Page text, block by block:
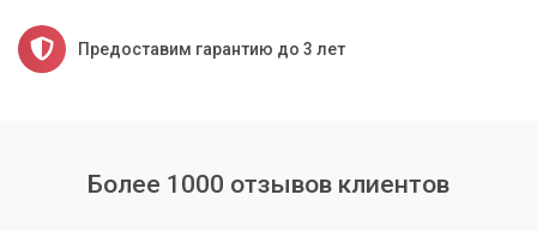
Предоставим гарантию до 3 лет
Более 1000 отзывов клиентов